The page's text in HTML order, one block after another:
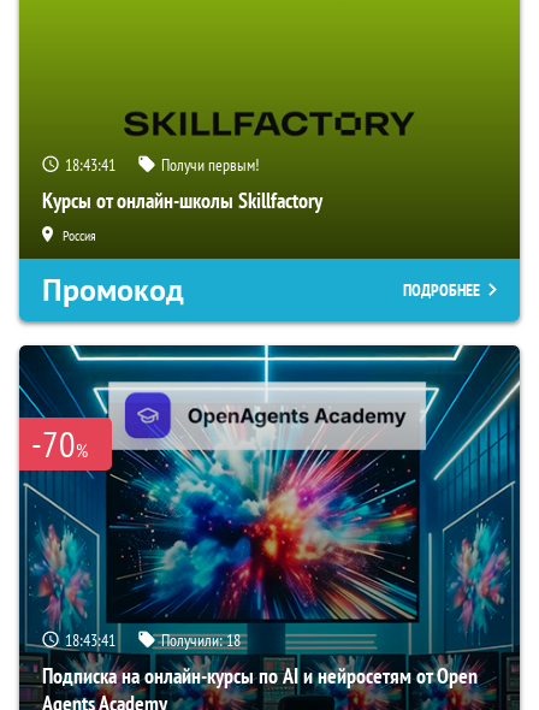
18:43:40 Получи первым!
Курсы от онлайн-школы Skillfactory
Россия
Промокод ПОДРОБНЕЕ
-70%
18:43:40 Получили:18
Подписка на онлайн-курсы по AI и нейросетям от Open
Agents Academy